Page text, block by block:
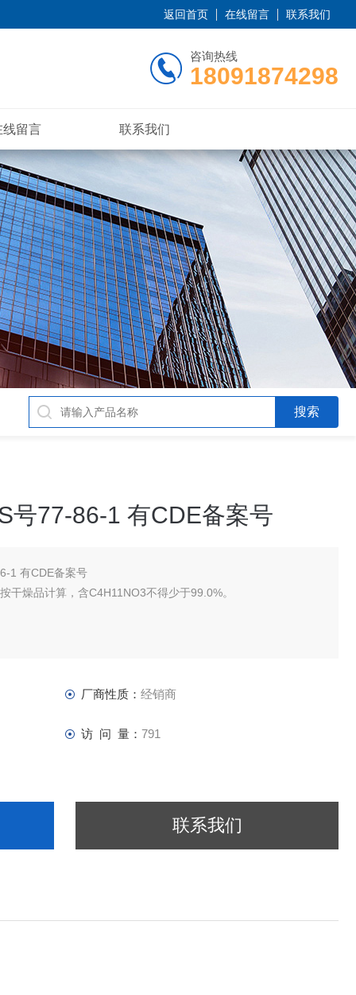
返回首页 在线留言 联系我们
咨询热线
18091874298
线留言 联系我们
号77-86-1 有CDE备案号
1 有CDE备案号
燥品计算，含C4H11NO3不得少于99.0%。
厂商性质： 经销商
访 问 量： 791
联系我们